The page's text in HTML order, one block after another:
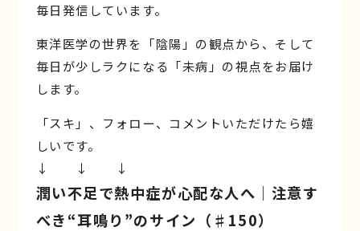
毎日発信しています。
東洋医学の世界を「陰陽」の観点から、そして
毎日が少しラクになる「未病」の視点をお届け
します。
「スキ」、フォロー、コメントいただけたら嬉
しいです。
↓ ↓ ↓
潤い不足で熱中症が心配な人へ｜注意す
べき“耳鳴り”のサイン（♯150）